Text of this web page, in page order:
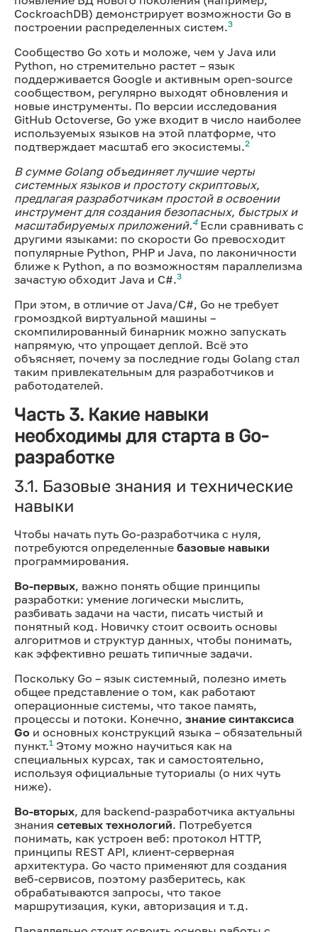
CockroachDB) демонстрирует возможности Go в
построении распределенных систем.3
Сообщество Go хоть и моложе, чем у Java или
Python, но стремительно растет – язык
поддерживается Google и активным open-source
сообществом, регулярно выходят обновления и
новые инструменты. По версии исследования
GitHub Octoverse, Go уже входит в число наиболее
используемых языков на этой платформе, что
подтверждает масштаб его экосистемы.2
В сумме Golang объединяет лучшие черты
системных языков и простоту скриптовых,
предлагая разработчикам простой в освоении
инструмент для создания безопасных, быстрых и
масштабируемых приложений.4Если сравнивать с
другими языками: по скорости Go превосходит
популярные Python, PHP и Java, по лаконичности
ближе к Python, а по возможностям параллелизма
зачастую обходит Java и C#.3
При этом, в отличие от Java/C#, Go не требует
громоздкой виртуальной машины –
скомпилированный бинарник можно запускать
напрямую, что упрощает деплой. Всё это
объясняет, почему за последние годы Golang стал
таким привлекательным для разработчиков и
работодателей.
Часть 3. Какие навыки
необходимы для старта в Go-
разработке
3.1. Базовые знания и технические
навыки
Чтобы начать путь Go-разработчика с нуля,
потребуются определенные базовые навыки
программирования.
Во-первых, важно понять общие принципы
разработки: умение логически мыслить,
разбивать задачи на части, писать чистый и
понятный код. Новичку стоит освоить основы
алгоритмов и структур данных, чтобы понимать,
как эффективно решать типичные задачи.
Поскольку Go – язык системный, полезно иметь
общее представление о том, как работают
операционные системы, что такое память,
процессы и потоки. Конечно, знание синтаксиса
Go и основных конструкций языка – обязательный
пункт.1 Этому можно научиться как на
специальных курсах, так и самостоятельно,
используя официальные туториалы (о них чуть
ниже).
Во-вторых, для backend-разработчика актуальны
знания сетевых технологий. Потребуется
понимать, как устроен веб: протокол HTTP,
принципы REST API, клиент-серверная
архитектура. Go часто применяют для создания
веб-сервисов, поэтому разберитесь, как
обрабатываются запросы, что такое
маршрутизация, куки, авторизация и т.д.